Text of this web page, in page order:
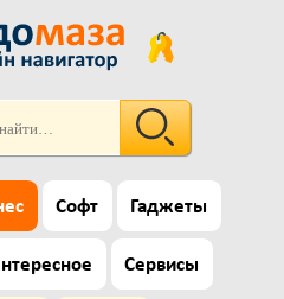
Софт Гаджеты
Сервисы